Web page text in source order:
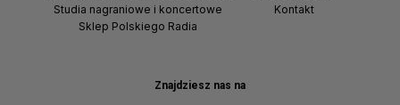
Znajdziesz nas na
Studia nagraniowe i koncertowe
Sklep Polskiego Radia
Kontakt